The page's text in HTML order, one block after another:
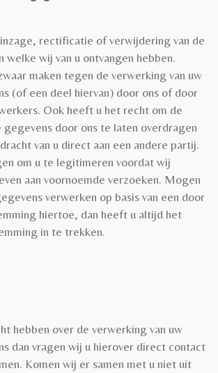
rectificatie of verwijdering van de
welke wij van u ontvangen hebben.
maken tegen de verwerking van uw
(of een deel hiervan) door ons of door
Ook heeft u het recht om de
door ons te laten overdragen
van u direct aan een andere partij.
om u te legitimeren voordat wij
aan voornoemde verzoeken. Mogen
verwerken op basis van een door
hiertoe, dan heeft u altijd het
in te trekken.
hebben over de verwerking van uw
dan vragen wij u hierover direct contact
Komen wij er samen met u niet uit